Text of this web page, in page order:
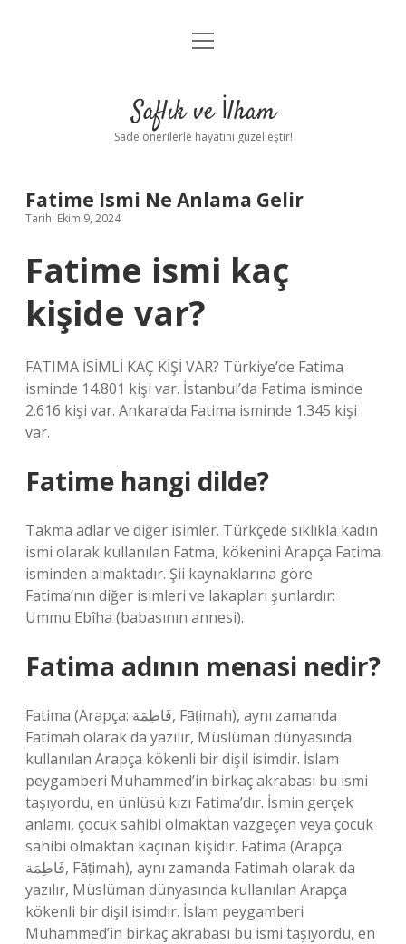
Anasayfa
Yasal Uyarı
menüyü
Saflık ve İlham
Sade önerilerle hayatını güzelleştir!
Fatime Ismi Ne Anlama Gelir
Tarih: Ekim 9, 2024
Fatime ismi kaç
kişide var?
FATIMA İSİMLİ KAÇ KİŞİ VAR? Türkiye’de Fatima
isminde 14.801 kişi var. İstanbul’da Fatima isminde
2.616 kişi var. Ankara’da Fatima isminde 1.345 kişi
var.
Fatime hangi dilde?
Takma adlar ve diğer isimler. Türkçede sıklıkla kadın
ismi olarak kullanılan Fatma, kökenini Arapça Fatima
isminden almaktadır. Şii kaynaklarına göre
Fatima’nın diğer isimleri ve lakapları şunlardır:
Ummu Ebîha (babasının annesi).
Fatima adının menasi nedir?
Fatima (Arapça: فَاطِمَة‎, Fāṭimah), aynı zamanda
Fatimah olarak da yazılır, Müslüman dünyasında
kullanılan Arapça kökenli bir dişil isimdir. İslam
peygamberi Muhammed’in birkaç akrabası bu ismi
taşıyordu, en ünlüsü kızı Fatima’dır. İsmin gerçek
anlamı, çocuk sahibi olmaktan vazgeçen veya çocuk
sahibi olmaktan kaçınan kişidir. Fatima (Arapça:
فَاطِمَة‎, Fāṭimah), aynı zamanda Fatimah olarak da
yazılır, Müslüman dünyasında kullanılan Arapça
kökenli bir dişil isimdir. İslam peygamberi
Muhammed’in birkaç akrabası bu ismi taşıyordu, en